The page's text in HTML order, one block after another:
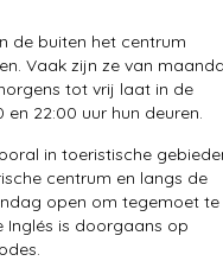
de buiten het centrum
Vaak zijn ze van
tot vrij laat in de
22:00 uur hun deuren.
in toeristische
centrum en langs de
open om tegemoet te
Inglés is doorgaans op